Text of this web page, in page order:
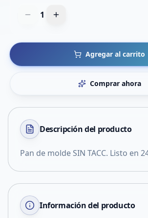
1
Agregar al carrito
Comprar ahora
Descripción del producto
Pan de molde SIN TACC. Listo en
Información del producto